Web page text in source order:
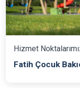
Hizmet
Fatih Çocuk